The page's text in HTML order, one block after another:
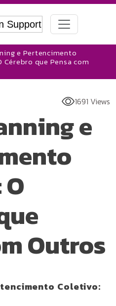
e Pertencimento
Cérebro que Pensa com
1691 Views
e
Outros
Coletivo: